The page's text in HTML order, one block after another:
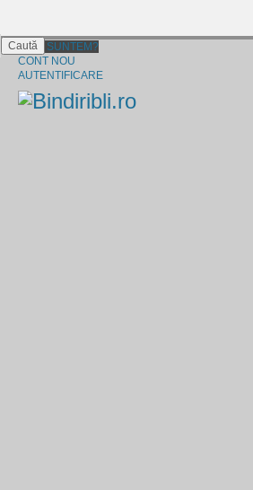
CINE SUNTEM?
CONT NOU
AUTENTIFICARE
Caută